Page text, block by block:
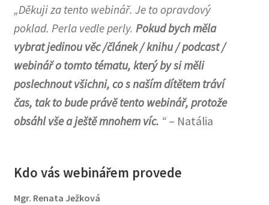
„Děkuji za tento webinář. Je to opravdový
poklad. Perla vedle perly. Pokud bych měla
vybrat jedinou věc /článek / knihu / podcast /
webinář o tomto tématu, který by si měli
poslechnout všichni, co s naším dítětem tráví
čas, tak to bude právě tento webinář, protože
obsáhl vše a ještě mnohem víc. “– Natália
Kdo vás webinářem provede
Mgr. Renata Ježková